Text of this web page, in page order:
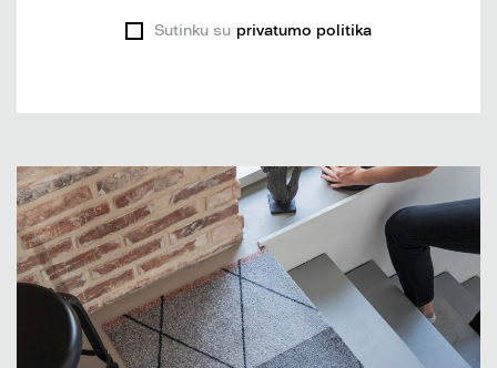
Sutinku su privatumo politika